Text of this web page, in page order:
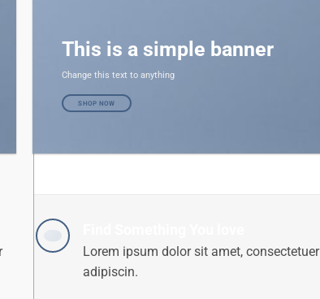
This is a simple banner
Change this text to anything
SHOP NOW
Lorem ipsum dolor sit amet, consectetuer
adipiscin.